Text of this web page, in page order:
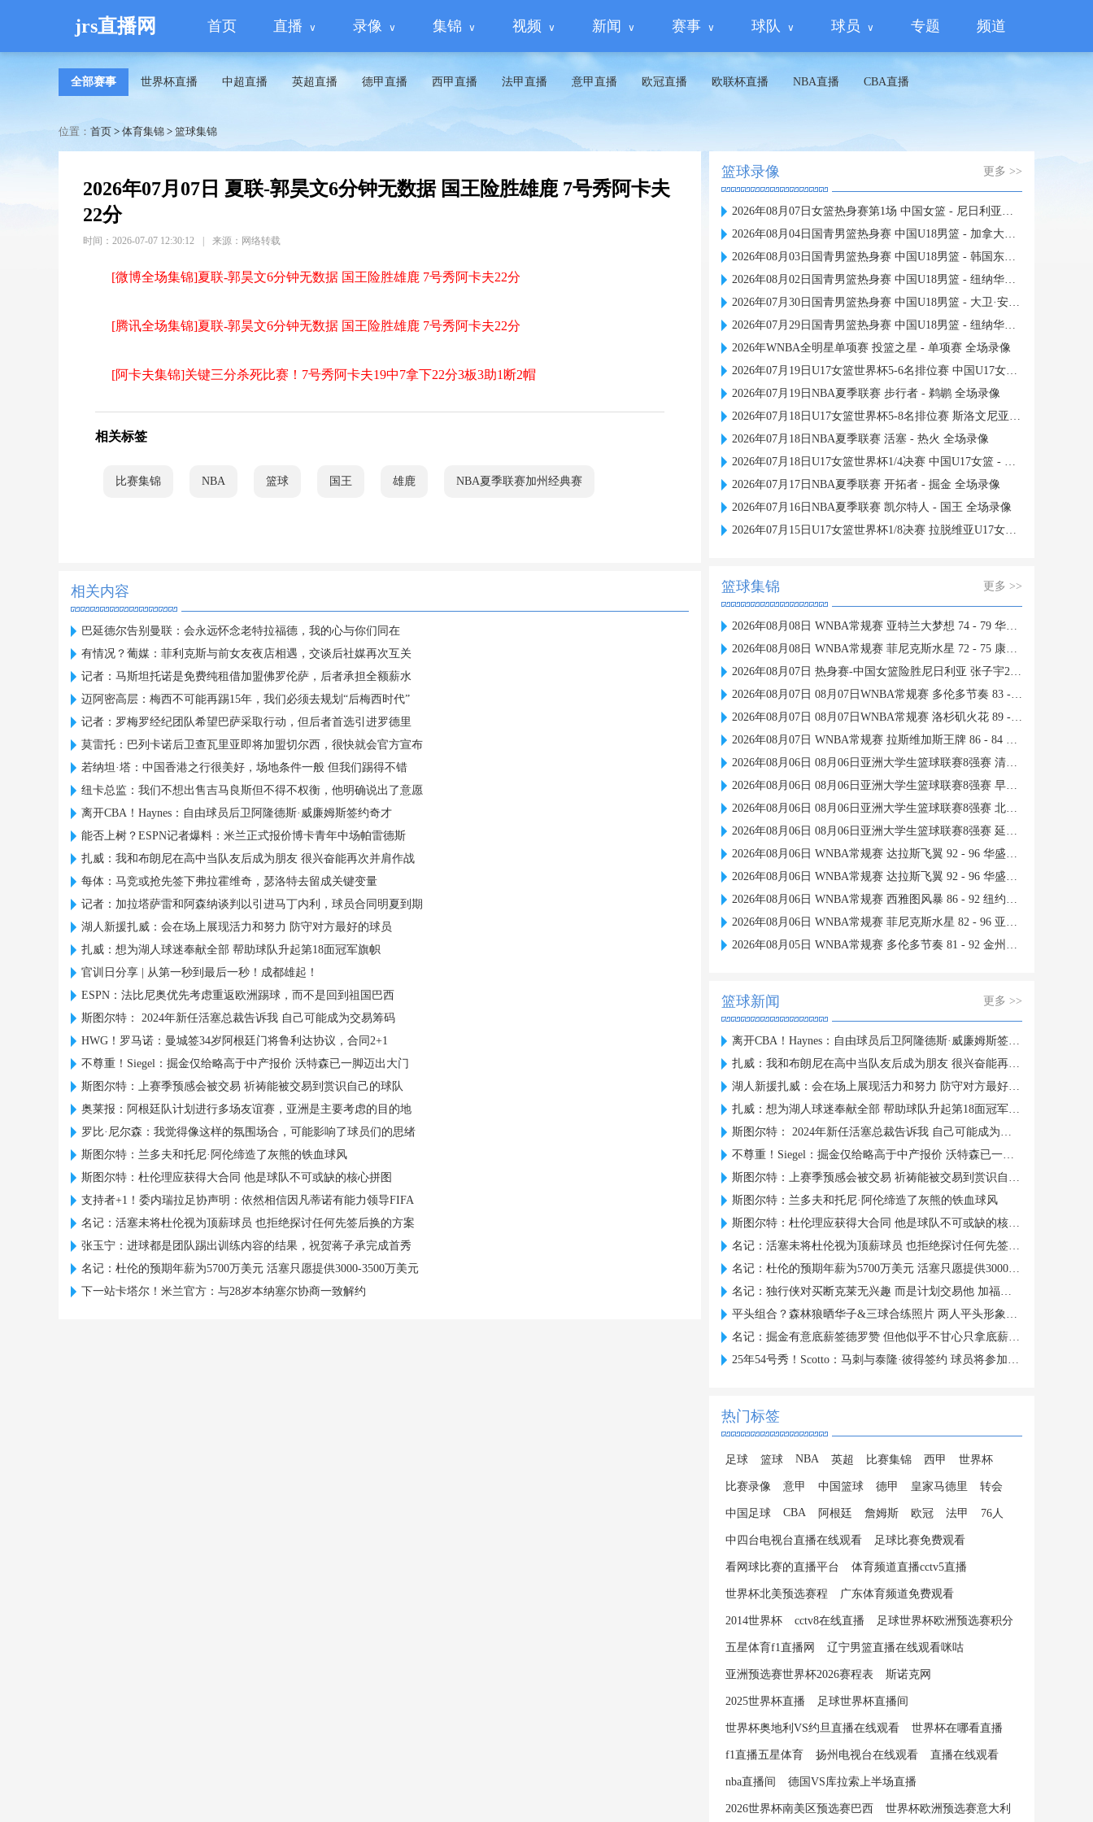
jrs直播网 首页 直播 录像 集锦 视频 新闻 赛事 球队 球员 专题 频道
全部赛事 世界杯直播 中超直播 英超直播 德甲直播 西甲直播 法甲直播 意甲直播 欧冠直播 欧联杯直播 NBA直播 CBA直播
位置： 首页 > 体育集锦 > 篮球集锦
2026年07月07日 夏联-郭昊文6分钟无数据 国王险胜雄鹿 7号秀阿卡夫
22分
时间：2026-07-07 12:30:12 来源：网络转载
[微博全场集锦]夏联-郭昊文6分钟无数据 国王险胜雄鹿 7号秀阿卡夫22分
[腾讯全场集锦]夏联-郭昊文6分钟无数据 国王险胜雄鹿 7号秀阿卡夫22分
[阿卡夫集锦]关键三分杀死比赛！7号秀阿卡夫19中7拿下22分3板3助1断2帽
相关标签
比赛集锦 NBA 篮球 国王 雄鹿 NBA夏季联赛加州经典赛
相关内容
巴延德尔告别曼联：会永远怀念老特拉福德，我的心与你们同在
有情况？葡媒：菲利克斯与前女友夜店相遇，交谈后社媒再次互关
记者：马斯坦托诺是免费纯租借加盟佛罗伦萨，后者承担全额薪水
迈阿密高层：梅西不可能再踢15年，我们必须去规划“后梅西时代”
记者：罗梅罗经纪团队希望巴萨采取行动，但后者首选引进罗德里
莫雷托：巴列卡诺后卫查瓦里亚即将加盟切尔西，很快就会官方宣布
若纳坦·塔：中国香港之行很美好，场地条件一般 但我们踢得不错
纽卡总监：我们不想出售吉马良斯但不得不权衡，他明确说出了意愿
离开CBA！Haynes：自由球员后卫阿隆德斯·威廉姆斯签约奇才
能否上树？ESPN记者爆料：米兰正式报价博卡青年中场帕雷德斯
扎威：我和布朗尼在高中当队友后成为朋友 很兴奋能再次并肩作战
每体：马竞或抢先签下弗拉霍维奇，瑟洛特去留成关键变量
记者：加拉塔萨雷和阿森纳谈判以引进马丁内利，球员合同明夏到期
湖人新援扎威：会在场上展现活力和努力 防守对方最好的球员
扎威：想为湖人球迷奉献全部 帮助球队升起第18面冠军旗帜
官训日分享 | 从第一秒到最后一秒！成都雄起！
ESPN：法比尼奥优先考虑重返欧洲踢球，而不是回到祖国巴西
斯图尔特： 2024年新任活塞总裁告诉我 自己可能成为交易筹码
HWG！罗马诺：曼城签34岁阿根廷门将鲁利达协议，合同2+1
不尊重！Siegel：掘金仅给略高于中产报价 沃特森已一脚迈出大门
斯图尔特：上赛季预感会被交易 祈祷能被交易到赏识自己的球队
奥莱报：阿根廷队计划进行多场友谊赛，亚洲是主要考虑的目的地
罗比·尼尔森：我觉得像这样的氛围场合，可能影响了球员们的思绪
斯图尔特：兰多夫和托尼·阿伦缔造了灰熊的铁血球风
斯图尔特：杜伦理应获得大合同 他是球队不可或缺的核心拼图
支持者+1！委内瑞拉足协声明：依然相信因凡蒂诺有能力领导FIFA
名记：活塞未将杜伦视为顶薪球员 也拒绝探讨任何先签后换的方案
张玉宁：进球都是团队踢出训练内容的结果，祝贺蒋子承完成首秀
名记：杜伦的预期年薪为5700万美元 活塞只愿提供3000-3500万美元
下一站卡塔尔！米兰官方：与28岁本纳塞尔协商一致解约
篮球录像 更多 >>
2026年08月07日女篮热身赛第1场 中国女篮 - 尼日利亚女篮 全场录像
2026年08月04日国青男篮热身赛 中国U18男篮 - 加拿大大卫·安篮球学院 全场录像
2026年08月03日国青男篮热身赛 中国U18男篮 - 韩国东国大学 全场录像
2026年08月02日国青男篮热身赛 中国U18男篮 - 纽纳华丁闪电队 全场录像
2026年07月30日国青男篮热身赛 中国U18男篮 - 大卫·安篮球学院 全场录像
2026年07月29日国青男篮热身赛 中国U18男篮 - 纽纳华丁闪电队 全场录像
2026年WNBA全明星单项赛 投篮之星 - 单项赛 全场录像
2026年07月19日U17女篮世界杯5-6名排位赛 中国U17女篮 - 新西兰U17女篮 全场录像
2026年07月19日NBA夏季联赛 步行者 - 鹈鹕 全场录像
2026年07月18日U17女篮世界杯5-8名排位赛 斯洛文尼亚U17女篮 - 中国U17女篮 全场录像
2026年07月18日NBA夏季联赛 活塞 - 热火 全场录像
2026年07月18日U17女篮世界杯1/4决赛 中国U17女篮 - 加拿大U17女篮 录像
2026年07月17日NBA夏季联赛 开拓者 - 掘金 全场录像
2026年07月16日NBA夏季联赛 凯尔特人 - 国王 全场录像
2026年07月15日U17女篮世界杯1/8决赛 拉脱维亚U17女篮 - 中国U17女篮 录像
篮球集锦 更多 >>
2026年08月08日 WNBA常规赛 亚特兰大梦想 74 - 79 华盛顿神秘人 全场集锦
2026年08月08日 WNBA常规赛 菲尼克斯水星 72 - 75 康涅狄格太阳 全场集锦
2026年08月07日 热身赛-中国女篮险胜尼日利亚 张子宇24+11 杨舒予12+6
2026年08月07日 08月07日WNBA常规赛 多伦多节奏 83 - 97 波特兰火焰 集锦
2026年08月07日 08月07日WNBA常规赛 洛杉矶火花 89 - 82 明尼苏达山猫 全场集锦
2026年08月07日 WNBA常规赛 拉斯维加斯王牌 86 - 84 印第安纳狂热 全场集锦
2026年08月06日 08月06日亚洲大学生篮球联赛8强赛 清华大学 85 - 81 菲律宾大学 集锦
2026年08月06日 08月06日亚洲大学生篮球联赛8强赛 早稻田大学 78 - 71 高丽大学 集锦
2026年08月06日 08月06日亚洲大学生篮球联赛8强赛 北京大学 77 - 79 上海交通大学 集锦
2026年08月06日 08月06日亚洲大学生篮球联赛8强赛 延世大学 67 - 72 政治大学 集锦
2026年08月06日 WNBA常规赛 达拉斯飞翼 92 - 96 华盛顿神秘人 全场集锦
2026年08月06日 WNBA常规赛 达拉斯飞翼 92 - 96 华盛顿神秘人 全场集锦
2026年08月06日 WNBA常规赛 西雅图风暴 86 - 92 纽约自由人 全场集锦
2026年08月06日 WNBA常规赛 菲尼克斯水星 82 - 96 亚特兰大梦想 全场集锦
2026年08月05日 WNBA常规赛 多伦多节奏 81 - 92 金州女武神 全场集锦
篮球新闻 更多 >>
离开CBA！Haynes：自由球员后卫阿隆德斯·威廉姆斯签约奇才
扎威：我和布朗尼在高中当队友后成为朋友 很兴奋能再次并肩作战
湖人新援扎威：会在场上展现活力和努力 防守对方最好的球员
扎威：想为湖人球迷奉献全部 帮助球队升起第18面冠军旗帜
斯图尔特： 2024年新任活塞总裁告诉我 自己可能成为交易筹码
不尊重！Siegel：掘金仅给略高于中产报价 沃特森已一脚迈出大门
斯图尔特：上赛季预感会被交易 祈祷能被交易到赏识自己的球队
斯图尔特：兰多夫和托尼·阿伦缔造了灰熊的铁血球风
斯图尔特：杜伦理应获得大合同 他是球队不可或缺的核心拼图
名记：活塞未将杜伦视为顶薪球员 也拒绝探讨任何先签后换的方案
名记：杜伦的预期年薪为5700万美元 活塞只愿提供3000-3500万美元
名记：独行侠对买断克莱无兴趣 而是计划交易他 加福德需1首轮
平头组合？森林狼晒华子&三球合练照片 两人平头形象引人注意
名记：掘金有意底薪签德罗赞 但他似乎不甘心只拿底薪合同
25年54号秀！Scotto：马刺与泰隆·彼得签约 球员将参加训练营
热门标签
足球 篮球 NBA 英超 比赛集锦 西甲 世界杯
比赛录像 意甲 中国篮球 德甲 皇家马德里 转会
中国足球 CBA 阿根廷 詹姆斯 欧冠 法甲 76人
中四台电视台直播在线观看 足球比赛免费观看
看网球比赛的直播平台 体育频道直播cctv5直播
世界杯北美预选赛程 广东体育频道免费观看
2014世界杯 cctv8在线直播 足球世界杯欧洲预选赛积分
五星体育f1直播网 辽宁男篮直播在线观看咪咕
亚洲预选赛世界杯2026赛程表 斯诺克网
2025世界杯直播 足球世界杯直播间
世界杯奥地利VS约旦直播在线观看 世界杯在哪看直播
f1直播五星体育 扬州电视台在线观看 直播在线观看
nba直播间 德国VS库拉索上半场直播
2026世界杯南美区预选赛巴西 世界杯欧洲预选赛意大利